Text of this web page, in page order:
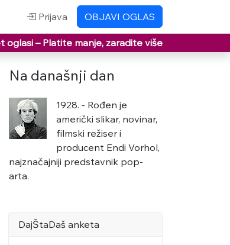
Prijava OBJAVI OGLAS
oglasi – Platite manje, zaradite više
Na današnji dan
1928. - Rođen je
američki slikar, novinar,
filmski režiser i
producent Endi Vorhol,
najznačajniji predstavnik pop-
arta.
DajŠtaDaš anketa